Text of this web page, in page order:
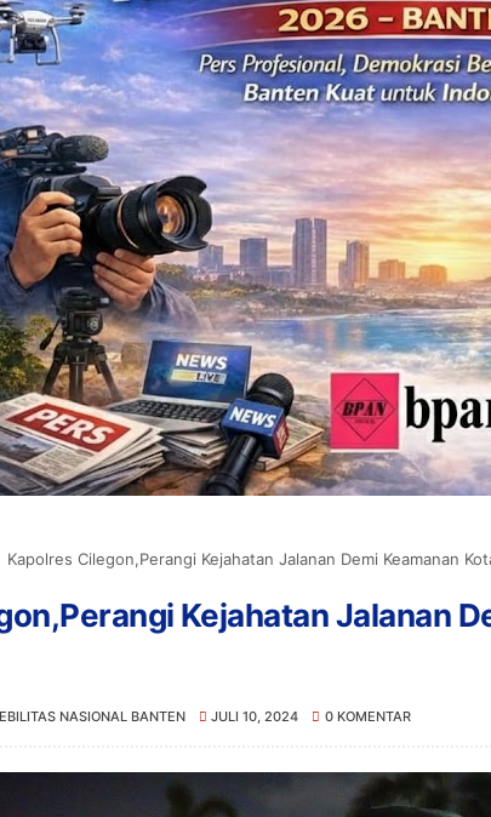
Kapolres Cilegon,Perangi Kejahatan Jalanan Demi Keamanan
Kejahatan Jalanan
NASIONAL BANTEN JULI 10, 2024 0 KOMENTAR